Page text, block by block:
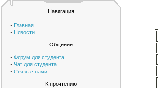
Навигация
· Главная
· Новости
Общение
· Форум для студента
· Чат для студента
· Связь с нами
К прочтению